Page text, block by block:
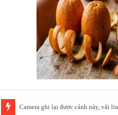
Hot girl show hẹn hò gây bão khi